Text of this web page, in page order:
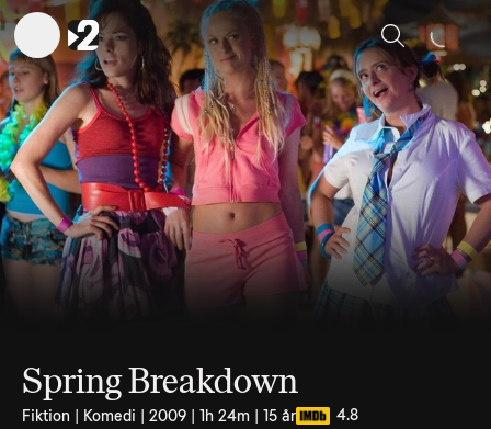
Sök
Spring Breakdown
Fiktion | Komedi | 2009 | 1h 24m | 15 år 4.8